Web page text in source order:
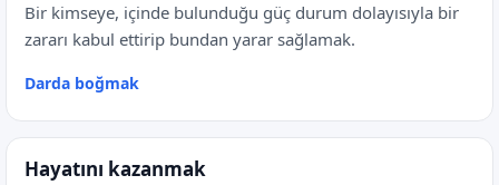
Bir kimseye, içinde bulunduğu güç durum dolayısıyla bir
zararı kabul ettirip bundan yarar sağlamak.
Darda boğmak
Hayatını kazanmak